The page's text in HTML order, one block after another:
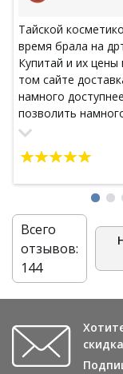
Тайской
время брала на
Купитай и их
том сайте
намного
позволить
посылку нежели
Всего
отзывов:
144